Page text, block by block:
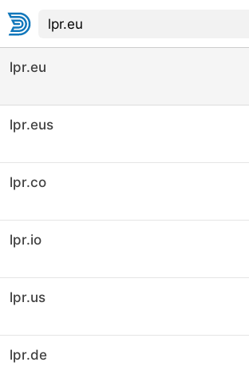
lpr.eu
lpr.eus
lpr.co
lpr.io
lpr.us
lpr.de